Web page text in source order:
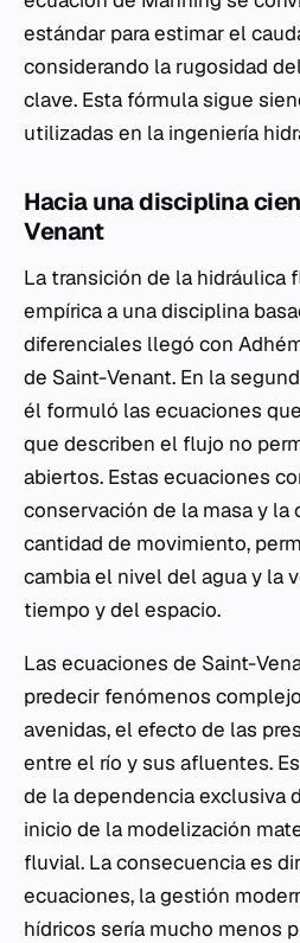
estándar para estimar el
considerando la rugosidad
clave. Esta fórmula sigue
utilizadas en la ingeniería
Hacia una disciplina
Venant
La transición de la hidráulica
empírica a una disciplina
diferenciales llegó con
de Saint-Venant. En la
él formuló las ecuaciones
que describen el flujo no
abiertos. Estas ecuaciones
conservación de la masa y la
cantidad de movimiento,
cambia el nivel del agua y la
tiempo y del espacio.
Las ecuaciones de Saint-
predecir fenómenos
avenidas, el efecto de las
entre el río y sus afluentes.
de la dependencia exclusiva
inicio de la modelización
fluvial. La consecuencia es
ecuaciones, la gestión
hídricos sería mucho menos